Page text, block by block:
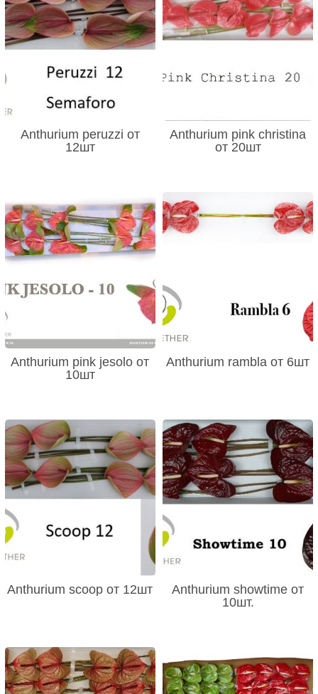
Anthurium peruzzi от
12шт
Anthurium pink christina
от 20шт
Anthurium pink jesolo от
10шт
Anthurium rambla от 6шт
Anthurium scoop от 12шт
Anthurium showtime от
10шт.